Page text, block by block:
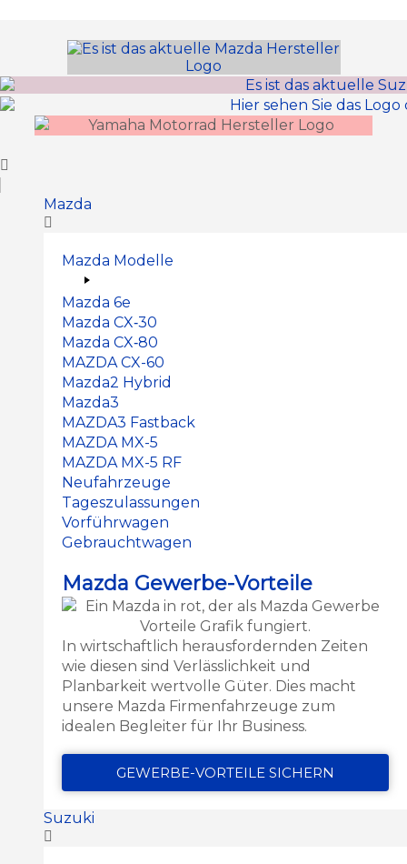
Mazda
Mazda Modelle
Mazda 6e
Mazda CX‑30
Mazda CX‑80
MAZDA CX-60
Mazda2 Hy­brid
Mazda3
MAZDA3 Fastback
MAZDA MX-5
MAZDA MX-5 RF
Neufahrzeuge
Tageszulassungen
Vorführwagen
Gebrauchtwagen
Mazda Gewerbe-Vorteile
In wirtschaftlich herausfordernden Zeiten
wie diesen sind Verlässlichkeit und
Planbarkeit wertvolle Güter. Dies macht
unsere Mazda Firmenfahrzeuge zum
idealen Begleiter für Ihr Business.
GEWERBE-VORTEILE SICHERN
Suzuki